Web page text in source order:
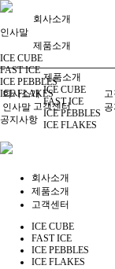
회사소개
인사말
제품소개
ICE CUBE
FAST ICE
ICE PEBBLES
ICE FLAKES
고객센터
공지사항
회사소개
인사말
제품소개
ICE CUBE
FAST ICE
ICE PEBBLES
ICE FLAKES
회사소개
제품소개
고객센터
ICE CUBE
FAST ICE
ICE PEBBLES
ICE FLAKES